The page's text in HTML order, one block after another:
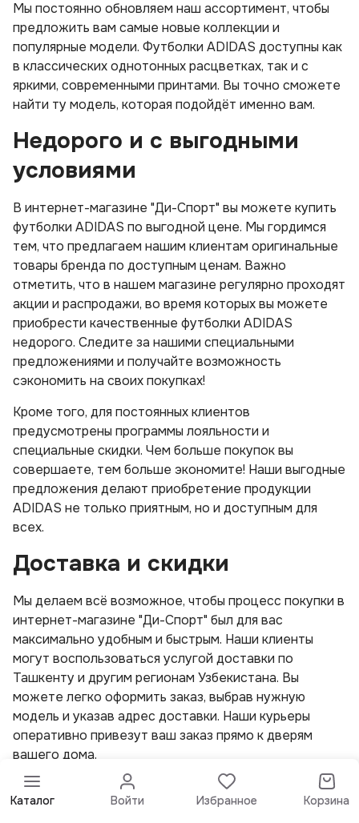
Мы постоянно обновляем наш ассортимент, чтобы
предложить вам самые новые коллекции и
популярные модели. Футболки ADIDAS доступны как
в классических однотонных расцветках, так и с
яркими, современными принтами. Вы точно сможете
найти ту модель, которая подойдёт именно вам.
Недорого и с выгодными
условиями
В интернет-магазине "Ди-Спорт" вы можете купить
футболки ADIDAS по выгодной цене. Мы гордимся
тем, что предлагаем нашим клиентам оригинальные
товары бренда по доступным ценам. Важно
отметить, что в нашем магазине регулярно проходят
акции и распродажи, во время которых вы можете
приобрести качественные футболки ADIDAS
недорого. Следите за нашими специальными
предложениями и получайте возможность
сэкономить на своих покупках!
Кроме того, для постоянных клиентов
предусмотрены программы лояльности и
специальные скидки. Чем больше покупок вы
совершаете, тем больше экономите! Наши выгодные
предложения делают приобретение продукции
ADIDAS не только приятным, но и доступным для
всех.
Доставка и скидки
Мы делаем всё возможное, чтобы процесс покупки в
интернет-магазине "Ди-Спорт" был для вас
максимально удобным и быстрым. Наши клиенты
могут воспользоваться услугой доставки по
Ташкенту и другим регионам Узбекистана. Вы
можете легко оформить заказ, выбрав нужную
модель и указав адрес доставки. Наши курьеры
оперативно привезут ваш заказ прямо к дверям
вашего дома.
Преимущества покупки в "Ди-Спорт":
Каталог Войти Избранное Корзина